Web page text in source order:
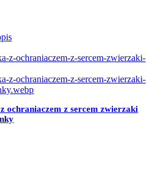
z ochraniaczem z sercem zwierzaki